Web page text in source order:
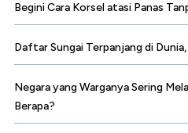
Begini Cara Korsel atasi Panas
Daftar Sungai Terpanjang di
Negara yang Warganya Sering
Berapa?